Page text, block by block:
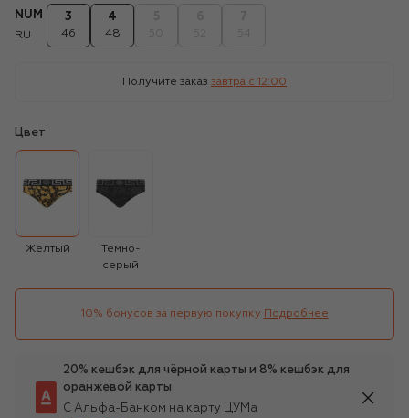
NUM
RU
3
46
4
48
Получите заказ завтра c 12:00
Цвет
Желтый
Темно-
серый
10% бонусов за первую покупку Подробнее
20% кешбэк для чёрной карты и 8% кешбэк для
оранжевой карты
С Альфа-Банком на карту ЦУМа